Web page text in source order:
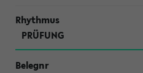
PRÜFUNG